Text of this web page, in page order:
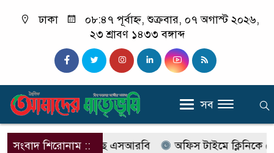
ঢাকা
০৮:৪৭ পূর্বাহ্ন, শুক্রবার, ০৭ অগাস্ট ২০২৬,
২৩ শ্রাবণ ১৪৩৩ বঙ্গাব্দ
সব
সংবাদ শিরোনাম ::
নাম বদলে আসছে এসআরবি অফিস টাইমে ক্লিনিকে রোগী